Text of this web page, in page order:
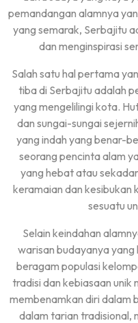
pemandangan alamnya
yang semarak, Serbajitu
dan menginspirasi
Salah satu hal pertama
tiba di Serbajitu adalah
yang mengelilingi kota.
dan sungai-sungai
yang indah yang benar-
seorang pencinta alam
yang hebat atau
keramaian dan kesibukan
sesuatu
Selain keindahan
warisan budayanya yang
beragam populasi
tradisi dan kebiasaan unik
membenamkan diri dalam
dalam tarian tradisional,